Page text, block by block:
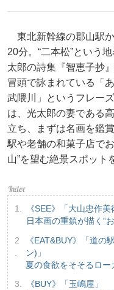
東北新幹線の郡山駅
20分。“二本松”という
太郎の詩集『智恵子抄
冒頭で詠まれている「
武隈川」というフレー
は、光太郎の妻である
立ち、まずは名画を鑑
駅や老舗の和菓子店で
山”を望む絶景スポット
《SEE》「大山忠作美
日本画の重鎮が描く“
《EAT&BUY》「道の
ン)」
夏の食欲をそそるロー
《BUY》「玉嶋屋」